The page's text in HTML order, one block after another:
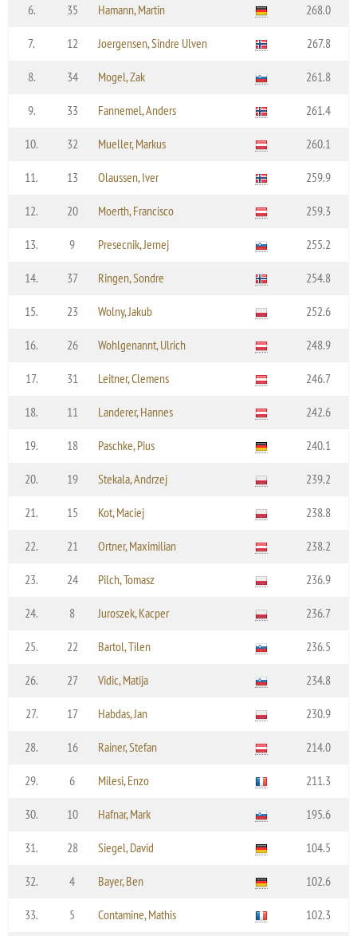
6. 35 Hamann, Martin 268.0
7. 12 Joergensen, Sindre Ulven 267.8
8. 34 Mogel, Zak 261.8
9. 33 Fannemel, Anders 261.4
10. 32 Mueller, Markus 260.1
11. 13 Olaussen, Iver 259.9
12. 20 Moerth, Francisco 259.3
13. 9 Presecnik, Jernej 255.2
14. 37 Ringen, Sondre 254.8
15. 23 Wolny, Jakub 252.6
16. 26 Wohlgenannt, Ulrich 248.9
17. 31 Leitner, Clemens 246.7
18. 11 Landerer, Hannes 242.6
19. 18 Paschke, Pius 240.1
20. 19 Stekala, Andrzej 239.2
21. 15 Kot, Maciej 238.8
22. 21 Ortner, Maximilian 238.2
23. 24 Pilch, Tomasz 236.9
24. 8 Juroszek, Kacper 236.7
25. 22 Bartol, Tilen 236.5
26. 27 Vidic, Matija 234.8
27. 17 Habdas, Jan 230.9
28. 16 Rainer, Stefan 214.0
29. 6 Milesi, Enzo 211.3
30. 10 Hafnar, Mark 195.6
31. 28 Siegel, David 104.5
32. 4 Bayer, Ben 102.6
33. 5 Contamine, Mathis 102.3